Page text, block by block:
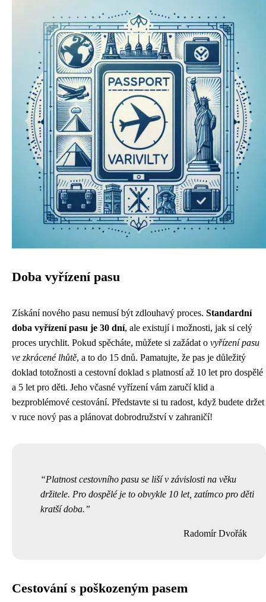
Doba vyřízení pasu
Získání nového pasu nemusí být zdlouhavý proces. Standardní
doba vyřízení pasu je 30 dní, ale existují i možnosti, jak si celý
proces urychlit. Pokud spěcháte, můžete si zažádat o vyřízení pasu
ve zkrácené lhůtě, a to do 15 dnů. Pamatujte, že pas je důležitý
doklad totožnosti a cestovní doklad s platností až 10 let pro dospělé
a 5 let pro děti. Jeho včasné vyřízení vám zaručí klid a
bezproblémové cestování. Představte si tu radost, když budete držet
v ruce nový pas a plánovat dobrodružství v zahraničí!
Platnost cestovního pasu se liší v závislosti na věku
držitele. Pro dospělé je to obvykle 10 let, zatímco pro děti
kratší doba.
Radomír Dvořák
Cestování s poškozeným pasem